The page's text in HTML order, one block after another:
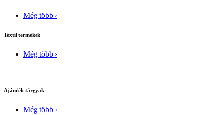
Még több ›
Textíl termékek
Még több ›
Ajándék tárgyak
Még több ›